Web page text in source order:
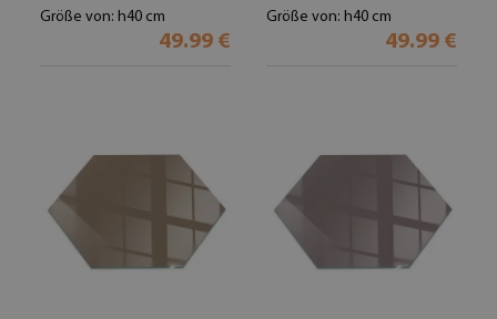
Größe von: h40 cm
49.99 €
Größe von: h40 cm
49.99 €